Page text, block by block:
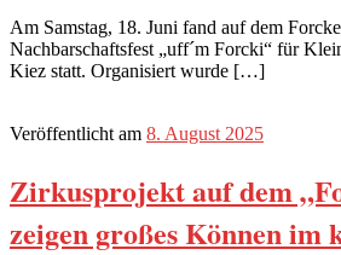
Am Samstag, 18. Juni fand auf dem
Nachbarschaftsfest „uff´m Forcki“ für
Kiez statt. Organisiert wurde […]
Veröffentlicht am 8. August 2025
Zirkusprojekt auf dem
zeigen großes Können im